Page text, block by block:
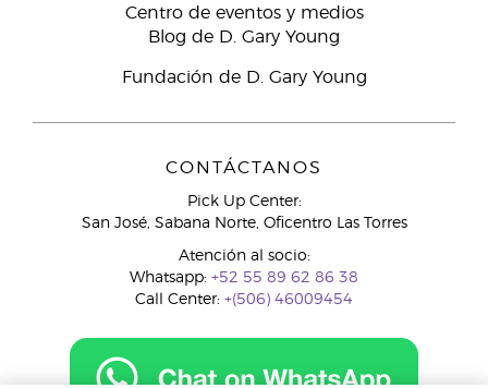
Centro de eventos y medios
Blog de D. Gary Young
Fundación de D. Gary Young
CONTÁCTANOS
Pick Up Center:
San José, Sabana Norte, Oficentro Las Torres
Atención al socio:
Whatsapp: +52 55 89 62 86 38
Call Center: +(506) 46009454